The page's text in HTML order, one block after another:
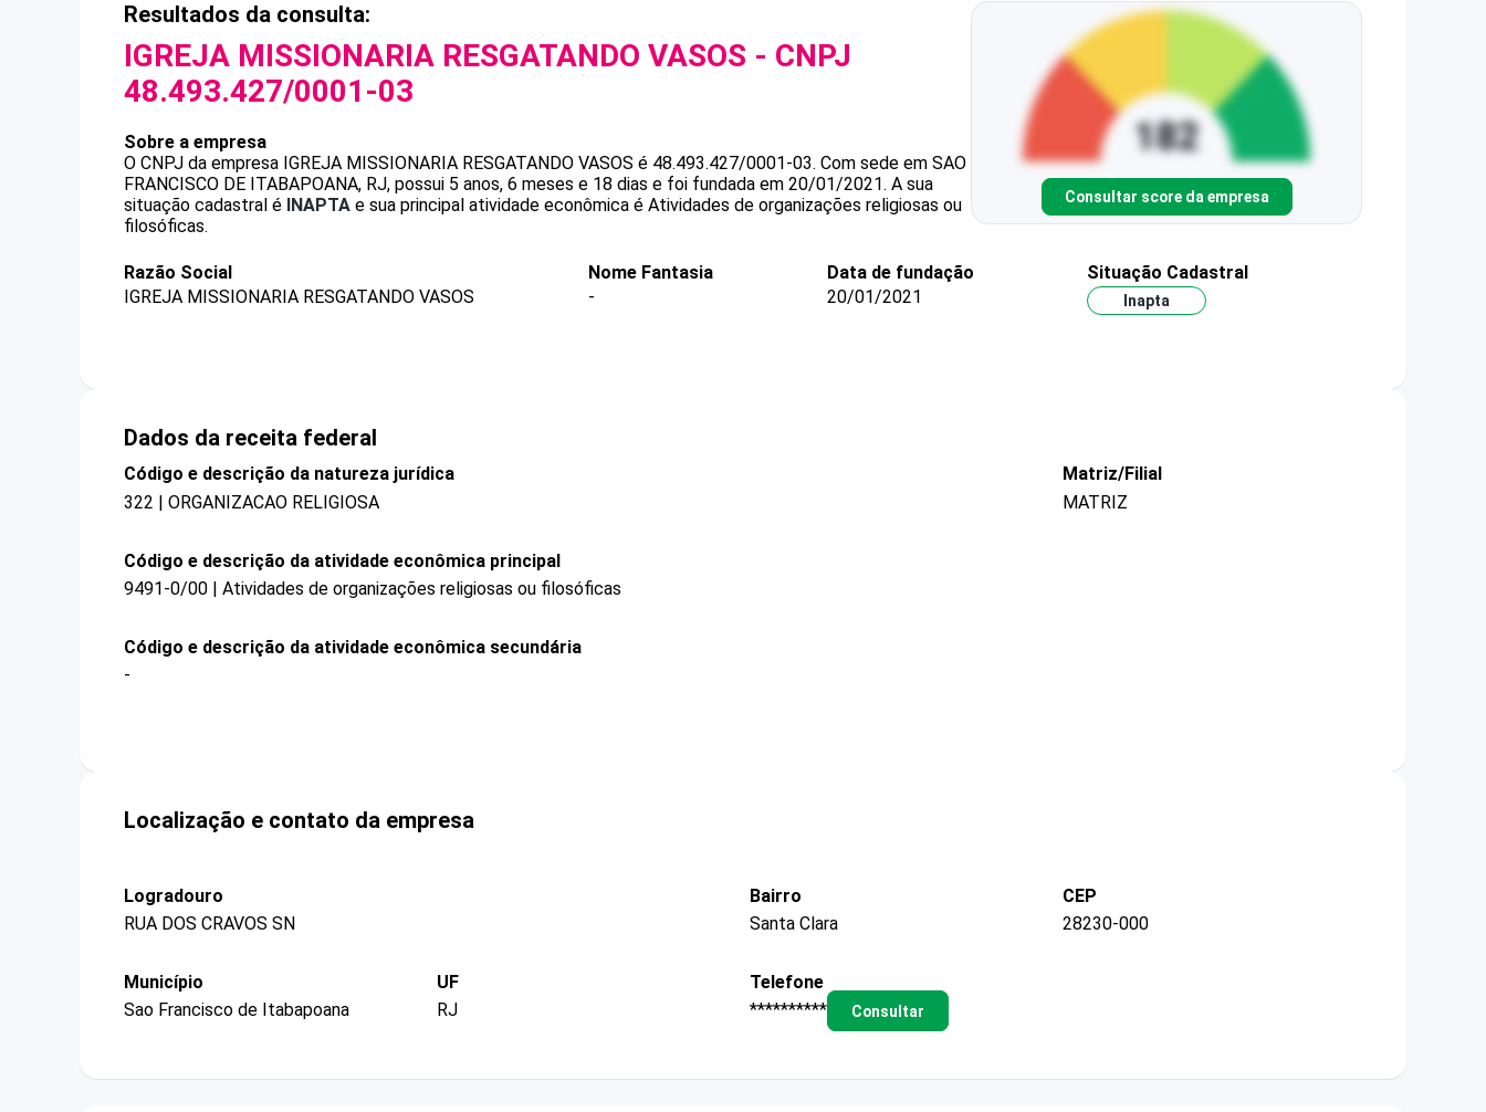
Resultados da consulta:
IGREJA MISSIONARIA RESGATANDO VASOS - CNPJ
48.493.427/0001-03
Sobre a empresa
O CNPJ da empresa IGREJA MISSIONARIA RESGATANDO VASOS é 48.493.427/0001-03. Com sede em SAO
FRANCISCO DE ITABAPOANA, RJ, possui 5 anos, 6 meses e 18 dias e foi fundada em 20/01/2021. A sua
situação cadastral é INAPTA e sua principal atividade econômica é Atividades de organizações religiosas ou
filosóficas.
Consultar score da empresa
Razão Social
IGREJA MISSIONARIA RESGATANDO VASOS
Nome Fantasia
-
Data de fundação
20/01/2021
Situação Cadastral
Inapta
Dados da receita federal
Código e descrição da natureza jurídica
322 | ORGANIZACAO RELIGIOSA
Matriz/Filial
MATRIZ
Código e descrição da atividade econômica principal
9491-0/00 | Atividades de organizações religiosas ou filosóficas
Código e descrição da atividade econômica secundária
-
Localização e contato da empresa
Logradouro
RUA DOS CRAVOS SN
Bairro
Santa Clara
CEP
28230-000
Município
Sao Francisco de Itabapoana
UF
RJ
Telefone
**********
Consultar